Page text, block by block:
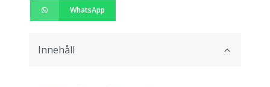
WhatsApp
Innehåll